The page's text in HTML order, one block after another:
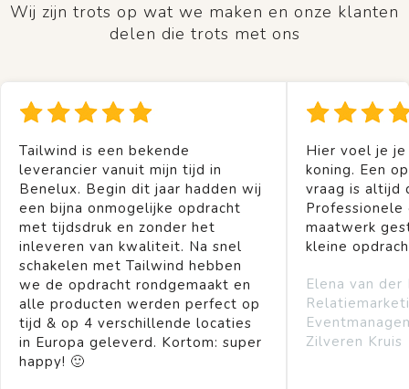
Wij zijn trots op wat we maken en onze klanten
delen die trots met ons
Tailwind is een bekende
leverancier vanuit mijn tijd in
Benelux. Begin dit jaar hadden wij
een bijna onmogelijke opdracht
met tijdsdruk en zonder het
inleveren van kwaliteit. Na snel
schakelen met Tailwind hebben
we de opdracht rondgemaakt en
alle producten werden perfect op
tijd & op 4 verschillende locaties
in Europa geleverd. Kortom: super
happy! 🙂
Hier voel je
koning. Een
vraag is altijd
Professionele
maatwerk
kleine
Elena van der
Zilveren Kruis